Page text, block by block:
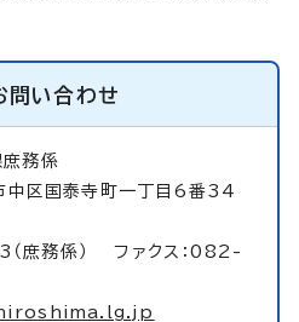
問い合わせ
務係
区国泰寺町一丁目6番34
庶務係） ファクス：082-